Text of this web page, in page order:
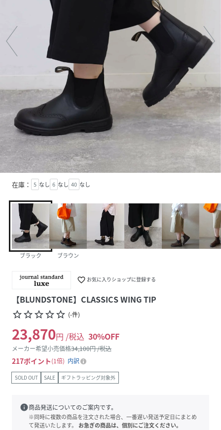
在庫： 5 なし 6 なし 40 なし
ブラック ブラウン
favorite_border お気に入りショップに登録する
【BLUNDSTONE】CLASSICS WING TIP
star_borderstar_borderstar_borderstar_borderstar_border (-件)
23,870円 /税込 30%OFF
メーカー希望小売価格34,100円 /税込
217ポイント 1倍 内訳
SOLD OUT SALE ギフトラッピング対象外
info商品発送についてのご案内です。
※同時に複数の商品を注文された場合、一番遅い発送予定日にまとめ
て発送いたします。
お急ぎの商品は、個別にご注文ください。